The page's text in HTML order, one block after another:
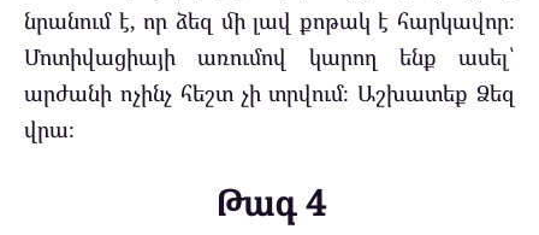
նրանում է, որ ձեզ մի լավ քոթակ է հարկավոր։
Մոտիվացիայի առումով կարող ենք ասել՝
արժանի ոչինչ հեշտ չի տրվում։ Աշխատեք Ձեզ
վրա։
Թագ 4